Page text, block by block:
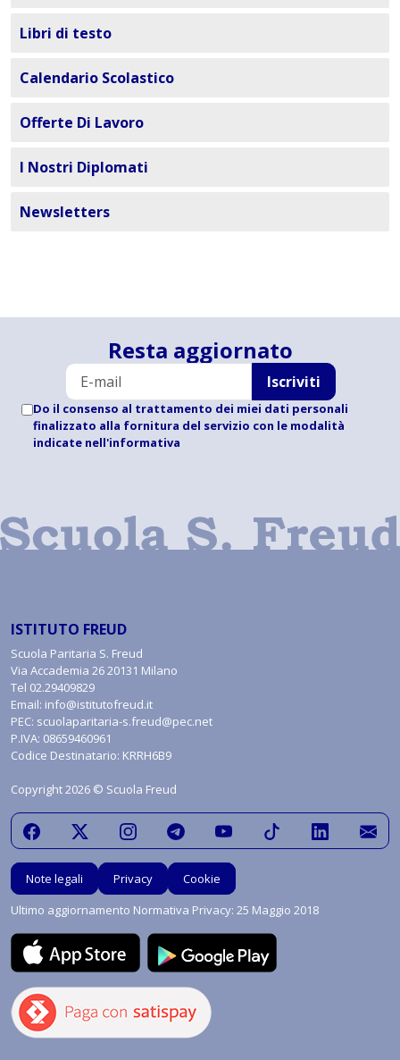
Libri di testo
Calendario Scolastico
Offerte Di Lavoro
I Nostri Diplomati
Newsletters
Resta aggiornato
Iscriviti
Do il consenso al trattamento dei miei dati personali
finalizzato alla fornitura del servizio con le modalità
indicate nell'informativa
ISTITUTO FREUD
Scuola Paritaria S. Freud
Via Accademia 26 20131 Milano
Tel 02.29409829
Email: info@istitutofreud.it
PEC: scuolaparitaria-s.freud@pec.net
P.IVA: 08659460961
Codice Destinatario: KRRH6B9
Copyright 2026 © Scuola Freud
Note legali Privacy
Cookie
Ultimo aggiornamento Normativa Privacy: 25 Maggio 2018